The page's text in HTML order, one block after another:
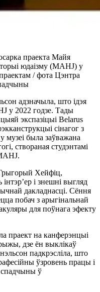
праекта Майя
юдаізму (MAHJ) у
/ фота Цэнтра
адзначыла, што ідэя
у 2022 годзе. Тады
экспазіцыі Belarus
сінагог з
музеі была заўважана
створаная студэнтамі
Хейфіц,
і знешні выгляд
дакладнасці. Сёння
побач з арыгінальнай
для поўнага эфекту
праект на канферэнцыі
дзе ён выклікаў
падкрэсліла, што
ўзровень працы і
спадчыны ў